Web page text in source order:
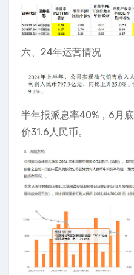
六、24年运营情况
半年报派息率40%，6月
价31.6人民币。